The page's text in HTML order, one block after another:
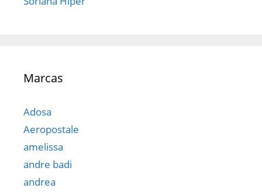
Marcas
Adosa
Aeropostale
amelissa
andre badi
andrea